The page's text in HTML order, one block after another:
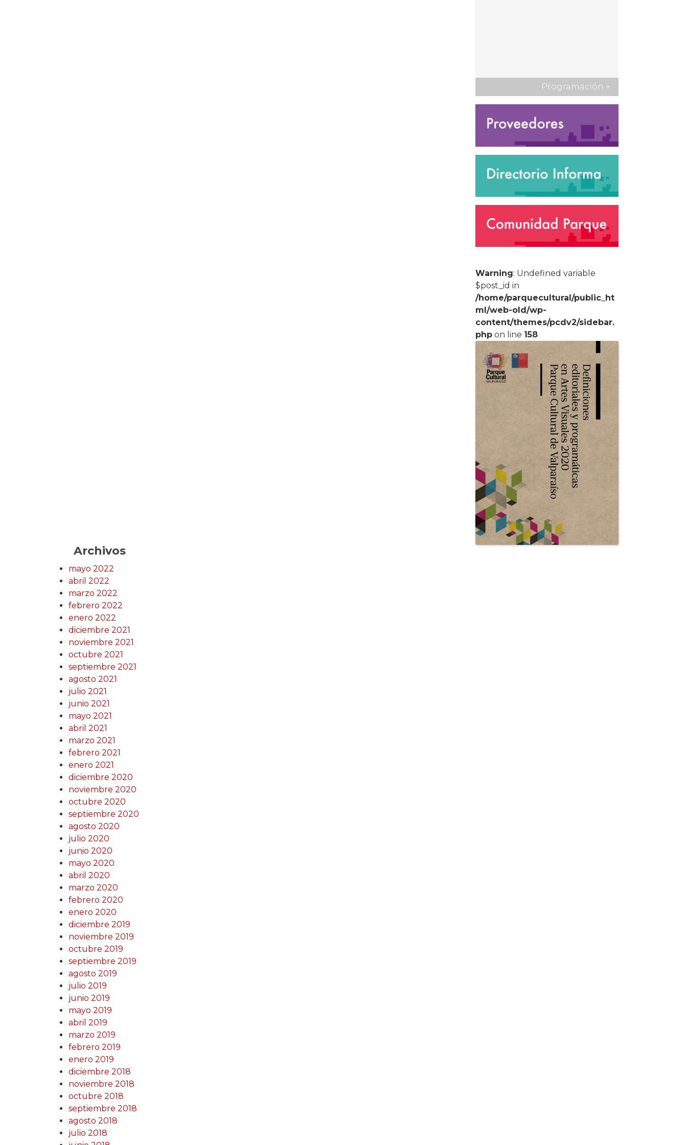
Programación +
Warning: Undefined variable
$post_id in
/home/parquecultural/public_ht
ml/web-old/wp-
content/themes/pcdv2/sidebar.
php on line 158
Archivos
mayo 2022
abril 2022
marzo 2022
febrero 2022
enero 2022
diciembre 2021
noviembre 2021
octubre 2021
septiembre 2021
agosto 2021
julio 2021
junio 2021
mayo 2021
abril 2021
marzo 2021
febrero 2021
enero 2021
diciembre 2020
noviembre 2020
octubre 2020
septiembre 2020
agosto 2020
julio 2020
junio 2020
mayo 2020
abril 2020
marzo 2020
febrero 2020
enero 2020
diciembre 2019
noviembre 2019
octubre 2019
septiembre 2019
agosto 2019
julio 2019
junio 2019
mayo 2019
abril 2019
marzo 2019
febrero 2019
enero 2019
diciembre 2018
noviembre 2018
octubre 2018
septiembre 2018
agosto 2018
julio 2018